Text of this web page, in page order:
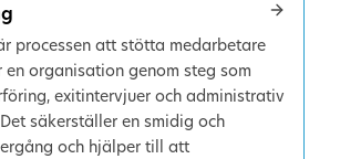
processen att stötta medarbetare
en organisation genom steg som
exitintervjuer och administrativ
säkerställer en smidig och
och hjälper till att